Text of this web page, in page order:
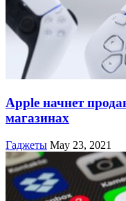
Apple начнет
магазинах
Гаджеты May 23, 2021